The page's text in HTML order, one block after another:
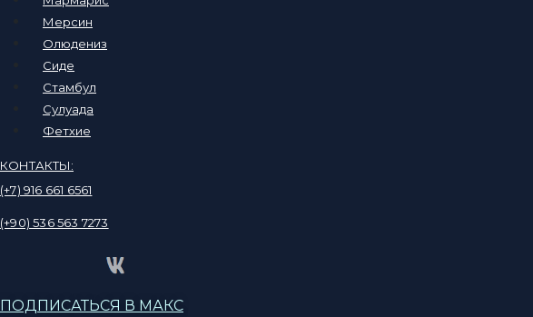
Мерсин
Олюдениз
Сиде
Стамбул
Сулуада
Фетхие
КОНТАКТЫ:
(+7) 916 661 6561
(+90) 536 563 7273
ПОДПИСАТЬСЯ В МАКС